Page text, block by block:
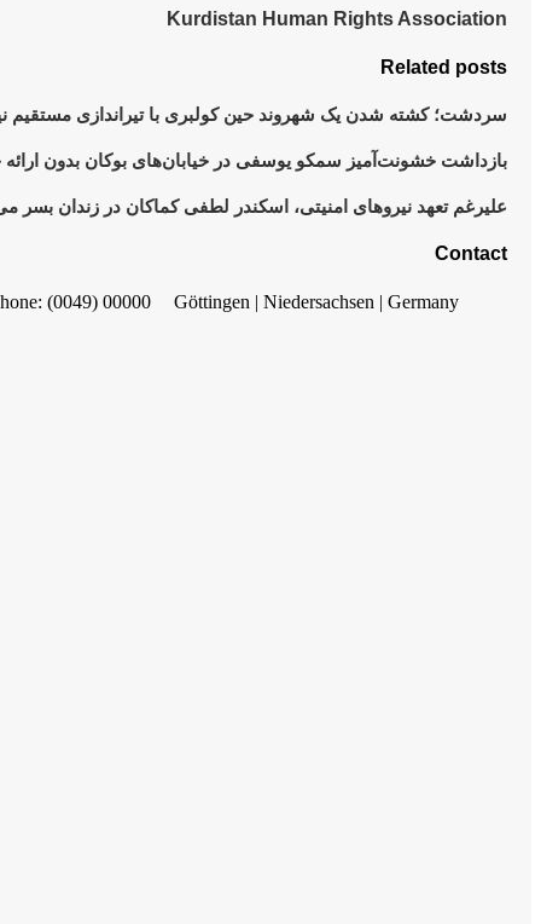
Kurdistan Human Rights Association
Related posts
سردشت؛ کشته شدن یک شهروند حین کولبری با تیراندازی مستقیم
بازداشت خشونت‌آمیز سمکو یوسفی در خیابان‌های بوکان بدون
علیرغم تعهد نیروهای امنیتی، اسکندر لطفی کماکان در زندان بسر
Contact
Göttingen | Niedersachsen | Germany
(0049) 00000